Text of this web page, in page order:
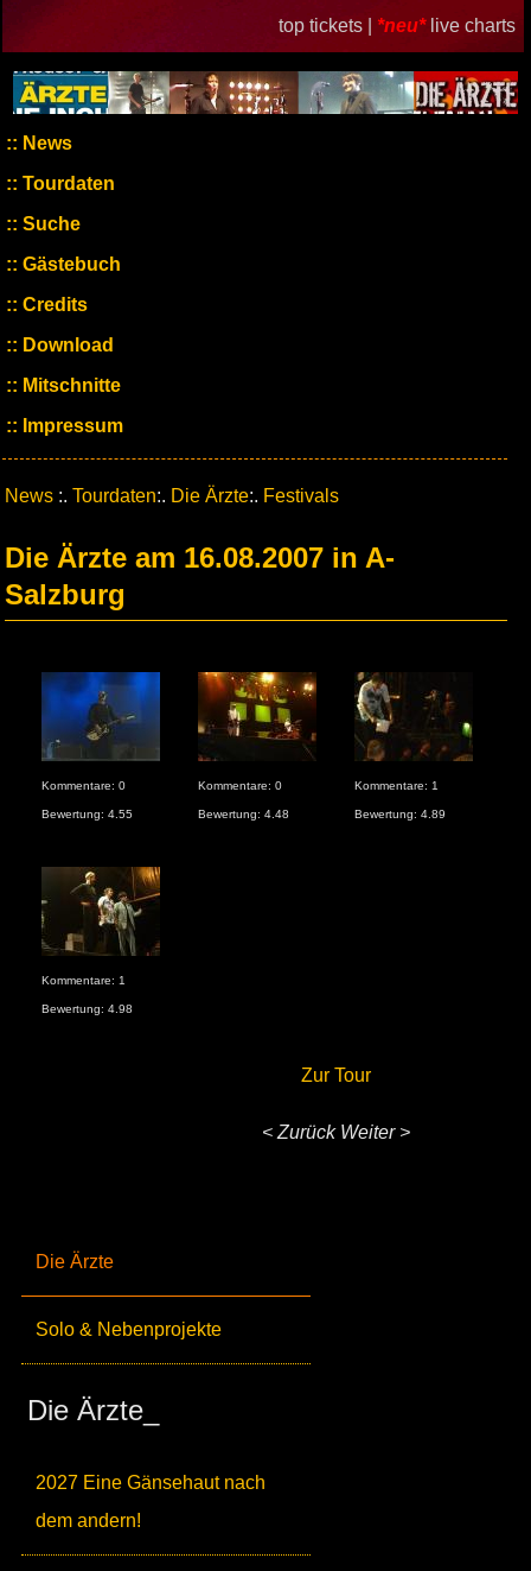
top tickets | *neu* live charts
News
Tourdaten
Suche
Gästebuch
Credits
Download
Mitschnitte
Impressum
Die Ärzte
Solo & Nebenprojekte
Die Ärzte_
2027 Eine Gänsehaut nach
dem andern!
News :. Tourdaten:. Die Ärzte:. Festivals
Die Ärzte am 16.08.2007 in A-
Salzburg
Kommentare: 0
Bewertung: 4.55
Kommentare: 0
Bewertung: 4.48
Kommentare: 1
Bewertung: 4.89
Kommentare: 1
Bewertung: 4.98
Zur Tour
< Zurück Weiter >